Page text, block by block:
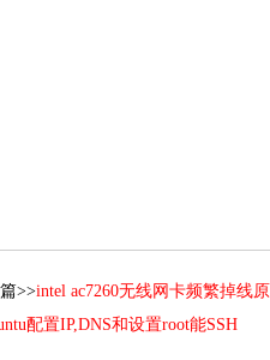
>>intel ac7260无线网卡频繁掉线
配置IP,DNS和设置root能SSH